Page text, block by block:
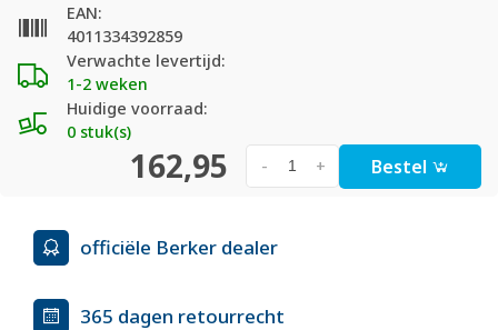
Verwachte levertijd:
1-2 weken
Huidige voorraad:
0 stuk(s)
EAN:
4011334392859
162,95 +
- Bestel
officiële Berker dealer
365 dagen retourrecht